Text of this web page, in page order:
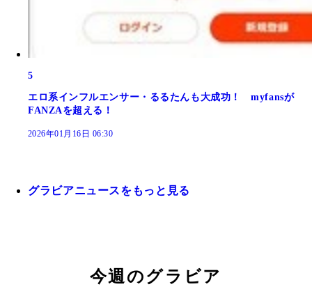
5
エロ系インフルエンサー・るるたんも大成功！ myfansが
FANZAを超える！
2026年01月16日 06:30
グラビアニュースをもっと見る
今週のグラビア